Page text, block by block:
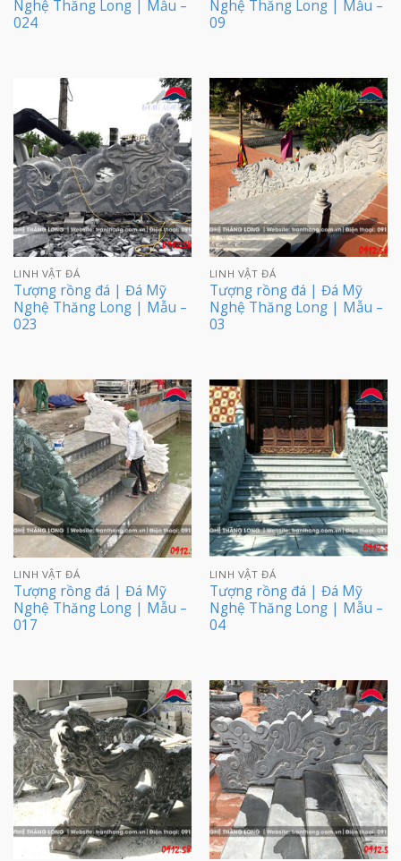
Nghệ Thăng Long | Mẫu –
024
Nghệ Thăng Long | Mẫu –
09
LINH VẬT ĐÁ
Tượng rồng đá | Đá Mỹ
Nghệ Thăng Long | Mẫu –
023
LINH VẬT ĐÁ
Tượng rồng đá | Đá Mỹ
Nghệ Thăng Long | Mẫu –
03
LINH VẬT ĐÁ
Tượng rồng đá | Đá Mỹ
Nghệ Thăng Long | Mẫu –
017
LINH VẬT ĐÁ
Tượng rồng đá | Đá Mỹ
Nghệ Thăng Long | Mẫu –
04